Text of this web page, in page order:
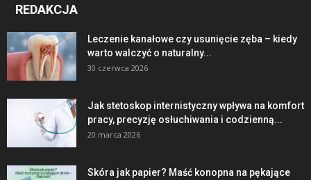
REDAKCJA
Leczenie kanałowe czy usunięcie zęba – kiedy
warto walczyć o naturalny...
30 czerwca 2026
Jak stetoskop internistyczny wpływa na komfort
pracy, precyzję osłuchiwania i codzienną...
20 marca 2026
Skóra jak papier? Maść konopna na pękające